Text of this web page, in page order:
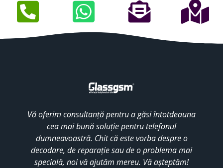
Vă oferim consultanță pentru a găsi întotdeauna
cea mai bună soluție pentru telefonul
dumneavoastră. Chit că este vorba despre o
decodare, de reparație sau de o problema mai
specială, noi vă ajutăm mereu. Vă așteptăm!